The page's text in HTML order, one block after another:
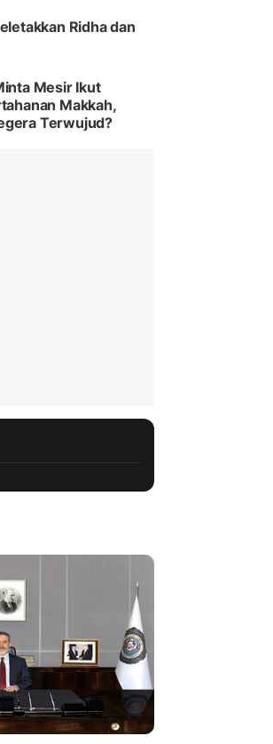
Ridha dan
Mesir Ikut
Makkah,
Terwujud?